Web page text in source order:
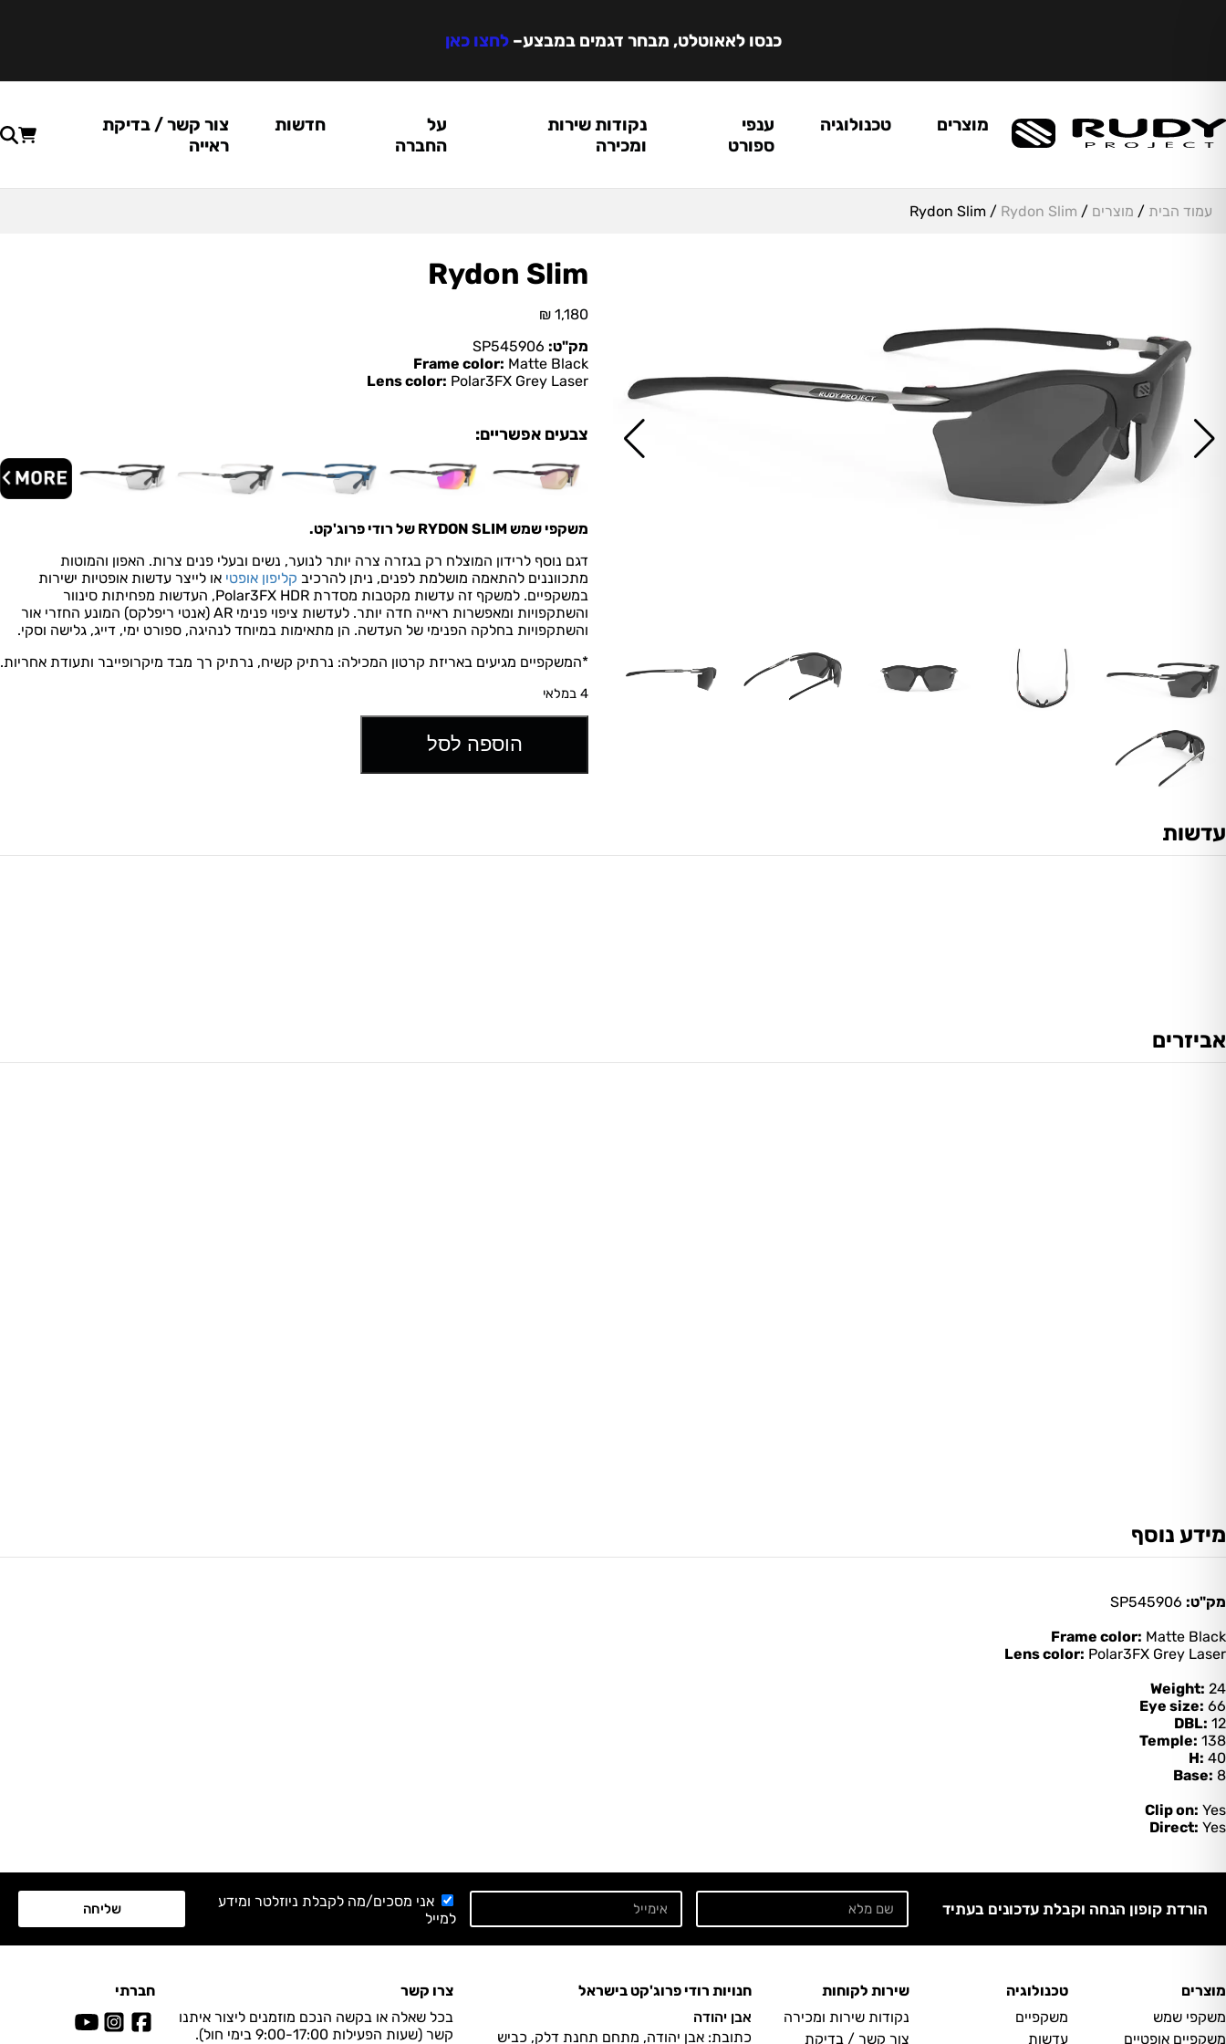
כנסו לאאוטלט, מבחר דגמים במבצע–לחצו כאן
מוצרים טכנולוגיה
ענפי
ספורט
נקודות שירות
ומכירה
על
החברה
חדשות
צור קשר / בדיקת
ראייה
עמוד הבית / מוצרים /
Rydon Slim
/ Rydon Slim
Rydon Slim
₪ 1,180
מק"ט:
Frame color: Matte Black
Lens color: Polar3FX Grey Laser
צבעים אפשריים:
משקפי שמש
.
דגם נוסף לרידון המוצלח רק בגזרה צרה יותר לנוער, נשים ובעלי פנים צרות. האפון והמוטות
מתכווננים להתאמה מושלמת לפנים, ניתן להרכיב קליפון אופטי או לייצר עדשות אופטיות ישירות
במשקפיים. למשקף זה עדשות מקטבות מסדרת Polar3FX HDR, העדשות מפחיתות סינוור
והשתקפויות ומאפשרות ראייה חדה יותר. לעדשות ציפוי פנימי AR (אנטי ריפלקס) המונע החזרי אור
והשתקפויות בחלקה הפנימי של העדשה. הן מתאימות במיוחד לנהיגה, ספורט ימי, דייג, גלישה וסקי.
*המשקפיים מגיעים באריזת קרטון המכילה: נרתיק קשיח, נרתיק רך מבד מיקרופייבר ותעודת אחריות.
4 במלאי
הוספה לסל
עדשות
אביזרים
מידע נוסף
מק"ט:
Frame color: Matte Black
Lens color: Polar3FX Grey Laser
Weight: 24
Eye size: 66
DBL: 12
Temple: 138
H: 40
Base: 8
Clip on: Yes
Direct: Yes
הורדת קופון הנחה וקבלת עדכונים בעתיד
אני מסכים/מה לקבלת ניוזלטר ומידע
למייל
שליחה
מוצרים
משקפי שמש
משקפיים אופטיים
טכנולוגיה
משקפיים
עדשות
שירות לקוחות
נקודות שירות ומכירה
צור קשר / בדיקת
חנויות רודי פרוג'קט בישראל
אבן יהודה
כתובת: אבן יהודה, מתחם תחנת דלק, כביש
צרו קשר
בכל שאלה או בקשה הנכם מוזמנים ליצור איתנו
קשר (שעות הפעילות 9:00-17:00 בימי חול).
חברתי